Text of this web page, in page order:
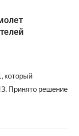
который
Принято решение